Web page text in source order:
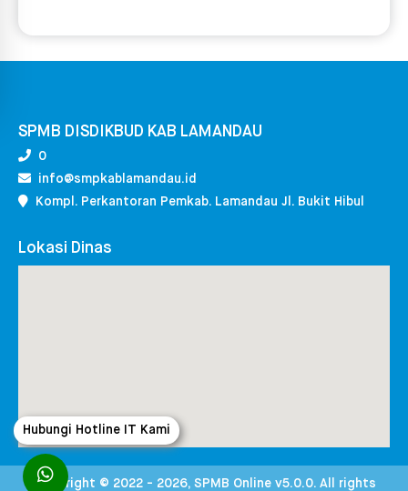
SPMB DISDIKBUD KAB LAMANDAU
0
info@smpkablamandau.id
Kompl. Perkantoran Pemkab. Lamandau Jl. Bukit Hibul
Lokasi Dinas
Copyright © 2022 - 2026, SPMB Online v5.0.0. All rights
Hubungi Hotline IT Kami